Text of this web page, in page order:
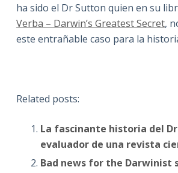
ha sido el Dr Sutton quien en su
Verba – Darwin’s Greatest Secret,
este entrañable caso para la
Related posts:
La fascinante historia del Dr
evaluador de una revista
Bad news for the Darwinist